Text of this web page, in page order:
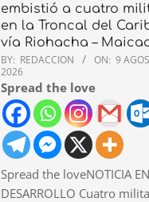
embistió a cuatro
en la Troncal del
vía Riohacha –
BY: REDACCION ON: 9
2026
Spread the love
Spread the loveNOTICIA EN
DESARROLLO Cuatro